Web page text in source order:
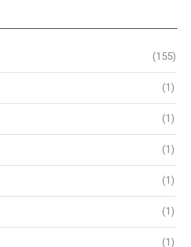
(155)
(1)
(1)
(1)
(1)
(1)
(1)